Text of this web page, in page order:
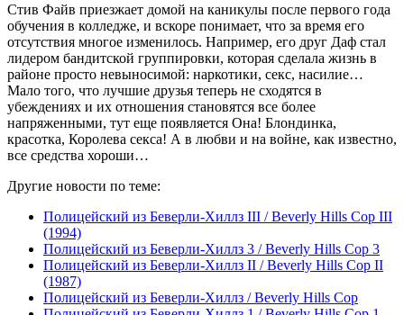
Стив Файв приезжает домой на каникулы после первого года
обучения в колледже, и вскоре понимает, что за время его
отсутствия многое изменилось. Например, его друг Даф стал
лидером бандитской группировки, которая сделала жизнь в
районе просто невыносимой: наркотики, секс, насилие…
Мало того, что лучшие друзья теперь не сходятся в
убеждениях и их отношения становятся все более
напряженными, тут еще появляется Она! Блондинка,
красотка, Королева секса! А в любви и на войне, как известно,
все средства хороши…
Другие новости по теме:
Полицейский из Беверли-Хиллз III / Beverly Hills Cop III
(1994)
Полицейский из Беверли-Хиллз 3 / Beverly Hills Cop 3
Полицейский из Беверли-Хиллз II / Beverly Hills Cop II
(1987)
Полицейский из Беверли-Хиллз / Beverly Hills Cop